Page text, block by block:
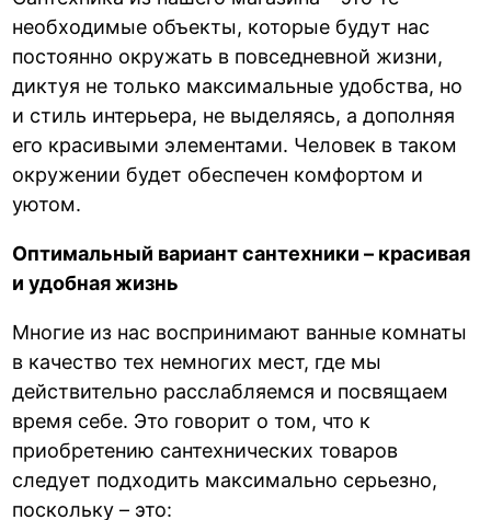
необходимые объекты, которые будут нас
постоянно окружать в повседневной жизни,
диктуя не только максимальные удобства, но
и стиль интерьера, не выделяясь, а дополняя
его красивыми элементами. Человек в таком
окружении будет обеспечен комфортом и
уютом.
Оптимальный вариант сантехники – красивая
и удобная жизнь
Многие из нас воспринимают ванные комнаты
в качество тех немногих мест, где мы
действительно расслабляемся и посвящаем
время себе. Это говорит о том, что к
приобретению сантехнических товаров
следует подходить максимально серьезно,
поскольку – это: